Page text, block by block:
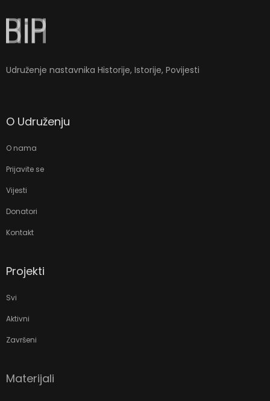
Udruženje nastavnika Historije, Istorije, Povijesti
O Udruženju
O nama
Prijavite se
Vijesti
Donatori
Kontakt
Projekti
Svi
Aktivni
Završeni
Materijali